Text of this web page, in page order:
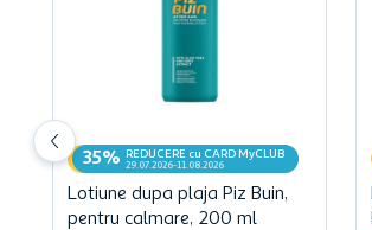
35% REDUCERE cu CARD MyCLUB
29.07.2026-11.08.2026
Lotiune dupa plaja Piz Buin,
pentru calmare, 200 ml